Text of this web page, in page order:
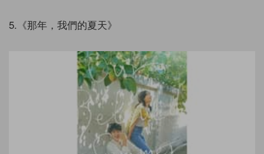
5.《那年，我們的夏天》